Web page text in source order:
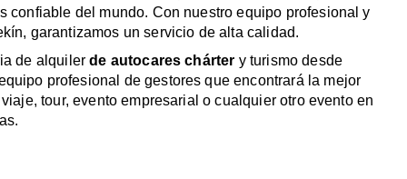
confiable del mundo. Con nuestro equipo profesional y
garantizamos un servicio de alta calidad.
de alquilerde autocares chárter y turismo desde
profesional de gestores que encontrará la mejor
tour, evento empresarial o cualquier otro evento en